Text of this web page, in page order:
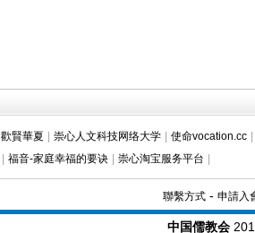
歡賢華夏 崇心人文科技网络大学 使命vocation.cc
福音-家庭幸福的要诀 崇心淘宝服务平台
聯繫方式- 申請入
中国儒教会